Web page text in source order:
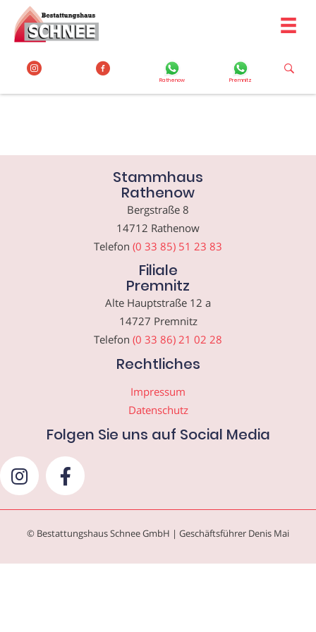
Inhalt
springen
Rathenow Premnitz
Stammhaus
Rathenow
Bergstraße 8
14712 Rathenow
Telefon (0 33 85) 51 23 83
Filiale
Premnitz
Alte Hauptstraße 12 a
14727 Premnitz
Telefon (0 33 86) 21 02 28
Rechtliches
Impressum
Datenschutz
Folgen Sie uns auf Social Media
© Bestattungshaus Schnee GmbH | Geschäftsführer Denis Mai